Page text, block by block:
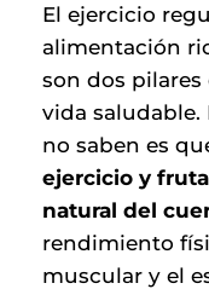
El ejercicio
alimentación
son dos pilares
vida saludable.
no saben es
ejercicio y
natural del
rendimiento
muscular y el